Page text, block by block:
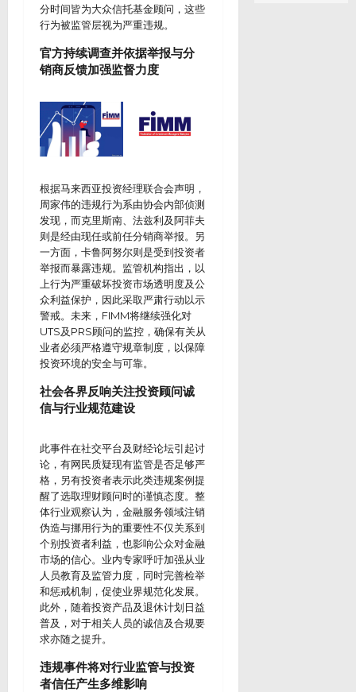
分时间皆为大众信托基金顾问，这些
行为被监管层视为严重违规。
官方持续调查并依据举报与分
销商反馈加强监督力度
根据马来西亚投资经理联合会声明，
周家伟的违规行为系由协会内部侦测
发现，而克里斯南、法兹利及阿菲夫
则是经由现任或前任分销商举报。另
一方面，卡鲁阿努尔则是受到投资者
举报而暴露违规。监管机构指出，以
上行为严重破坏投资市场透明度及公
众利益保护，因此采取严肃行动以示
警戒。未来，FIMM将继续强化对
UTS及PRS顾问的监控，确保有关从
业者必须严格遵守规章制度，以保障
投资环境的安全与可靠。
社会各界反响关注投资顾问诚
信与行业规范建设
此事件在社交平台及财经论坛引起讨
论，有网民质疑现有监管是否足够严
格，另有投资者表示此类违规案例提
醒了选取理财顾问时的谨慎态度。整
体行业观察认为，金融服务领域注销
伪造与挪用行为的重要性不仅关系到
个别投资者利益，也影响公众对金融
市场的信心。业内专家呼吁加强从业
人员教育及监管力度，同时完善检举
和惩戒机制，促使业界规范化发展。
此外，随着投资产品及退休计划日益
普及，对于相关人员的诚信及合规要
求亦随之提升。
违规事件将对行业监管与投资
者信任产生多维影响